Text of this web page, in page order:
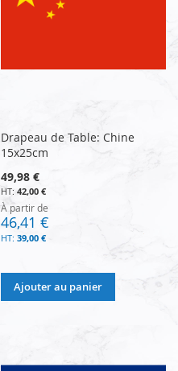
Drapeau de Table: Chine
15x25cm
49,98 €
42,00 €
À partir de
46,41 €
39,00 €
Ajouter au panier